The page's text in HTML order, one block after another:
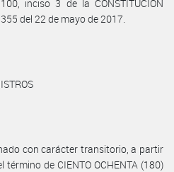
inciso 3 de la CONSTITUCIÓN
del 22 de mayo de 2017.
con carácter transitorio, a partir
de CIENTO OCHENTA (180)